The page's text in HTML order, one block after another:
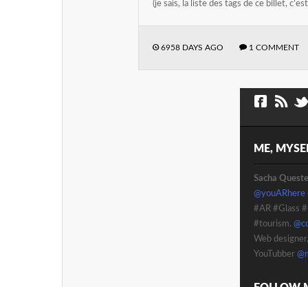
(je sais, la liste des tags de ce billet,
6958 DAYS AGO 1 COMMENT
ME,
Sacha
@youARhere
#AR #Glass
#tourism.
Web
YouTubber